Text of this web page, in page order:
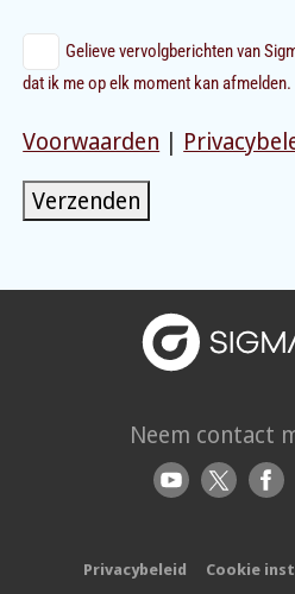
Gelieve vervolgberichten van
dat ik me op elk moment kan afmelden.
Voorwaarden |
Verzenden
Neem contact
Privacybeleid Cookie